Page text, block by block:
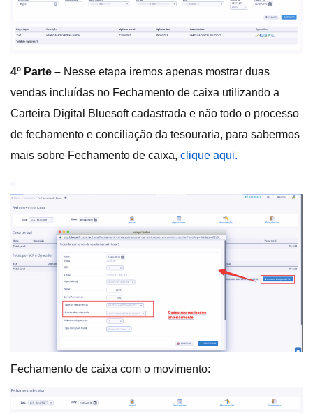
4º Parte – Nesse etapa iremos apenas mostrar duas
vendas incluídas no Fechamento de caixa utilizando a
Carteira Digital Bluesoft cadastrada e não todo o processo
de fechamento e conciliação da tesouraria, para sabermos
mais sobre Fechamento de caixa, clique aqui.
Fechamento de caixa com o movimento: